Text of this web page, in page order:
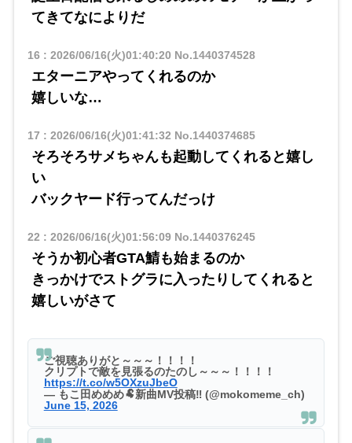
てきてなによりだ
16 : 2026/06/16(火)01:40:20 No.1440374528
エターニアやってくれるのか
嬉しいな…
17 : 2026/06/16(火)01:41:32 No.1440374685
そろそろサメちゃんも起動してくれると嬉し
い
バックヤード行ってんだっけ
22 : 2026/06/16(火)01:56:09No.1440376245
そうか初心者GTA鯖も始まるのか
きっかけでストグラに入ったりしてくれると
嬉しいがさて
ご視聴ありがと～～～！！！！
クリプトで敵を見張るのたのし～～～！！！！
https://t.co/w5OXzuJbeO
— もこ田めめめ🐏新曲MV投稿‼️ (@mokomeme_ch)
June 15, 2026